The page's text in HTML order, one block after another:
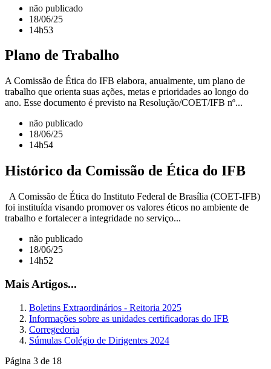
não publicado
18/06/25
14h53
Plano de Trabalho
A Comissão de Ética do IFB elabora, anualmente, um plano de
trabalho que orienta suas ações, metas e prioridades ao longo do
ano. Esse documento é previsto na Resolução/COET/IFB nº...
não publicado
18/06/25
14h54
Histórico da Comissão de Ética do IFB
A Comissão de Ética do Instituto Federal de Brasília (COET-IFB)
foi instituída visando promover os valores éticos no ambiente de
trabalho e fortalecer a integridade no serviço...
não publicado
18/06/25
14h52
Mais Artigos...
Boletins Extraordinários - Reitoria 2025
Informações sobre as unidades certificadoras do IFB
Corregedoria
Súmulas Colégio de Dirigentes 2024
Página 3 de 18